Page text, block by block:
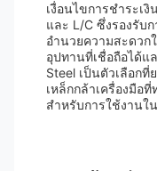
เงื่อนไขการชำระเ
และ L/C ซึ่งรองรับ
อำนวยความสะดวก
อุปทานที่เชื่อถือได้แ
Steel เป็นตัวเลือกที่
เหล็กกล้าเครื่องมือ
สำหรับการใช้งานใ